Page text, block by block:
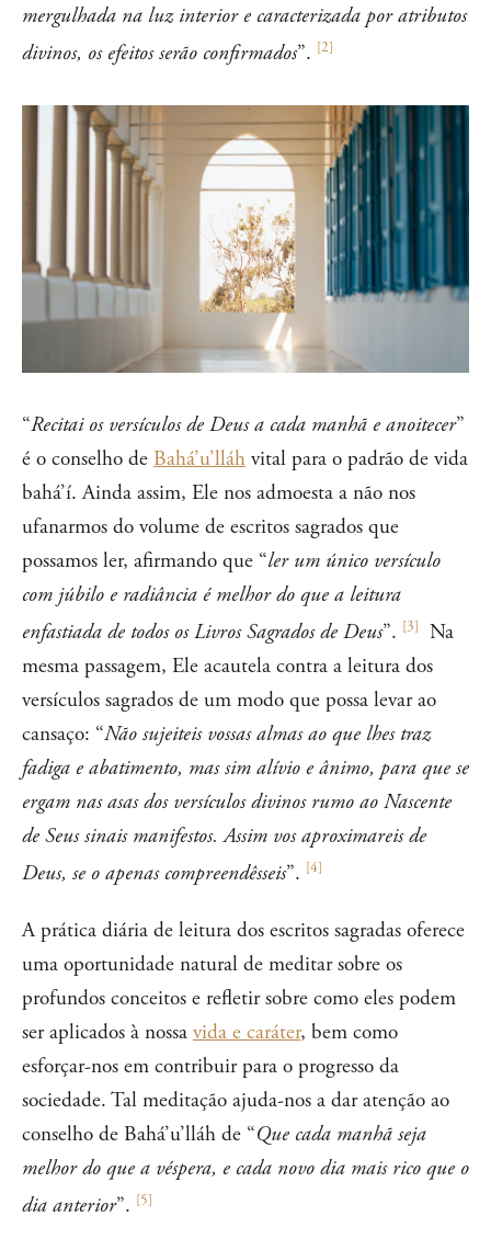
mergulhada na luz interior e caracterizada por atributos
divinos, os efeitos serão confirmados”. [2]
“Recitai os versículos de Deus a cada manhã e anoitecer”
é o conselho de Bahá’u’lláh vital para o padrão de vida
bahá’í. Ainda assim, Ele nos admoesta a não nos
ufanarmos do volume de escritos sagrados que
possamos ler, afirmando que “ler um único versículo
com júbilo e radiância é melhor do que a leitura
enfastiada de todos os Livros Sagrados de Deus”. [3]
Na
mesma passagem, Ele acautela contra a leitura dos
versículos sagrados de um modo que possa levar ao
cansaço: “Não sujeiteis vossas almas ao que lhes traz
fadiga e abatimento, mas sim alívio e ânimo, para que se
ergam nas asas dos versículos divinos rumo ao Nascente
de Seus sinais manifestos. Assim vos aproximareis de
Deus, se o apenas compreendêsseis”. [4]
A prática diária de leitura dos escritos sagradas oferece
uma oportunidade natural de meditar sobre os
profundos conceitos e refletir sobre como eles podem
ser aplicados à nossa vida e caráter, bem como
esforçar-nos em contribuir para o progresso da
sociedade. Tal meditação ajuda-nos a dar atenção ao
conselho de Bahá’u’lláh de “Que cada manhã seja
melhor do que a véspera, e cada novo dia mais rico que o
dia anterior”. [5]